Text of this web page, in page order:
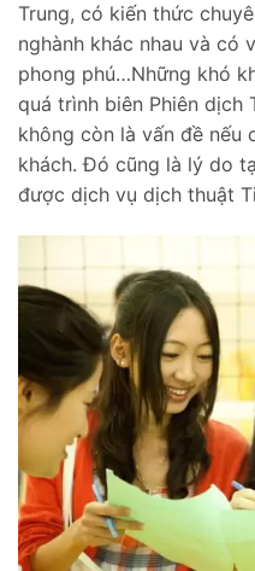
Trung, có kiến thức
nghành khác nhau và có
phong phú…Những khó
quá trình biên Phiên dịch
không còn là vấn đề nếu
khách. Đó cũng là lý do
được dịch vụ dịch thuật